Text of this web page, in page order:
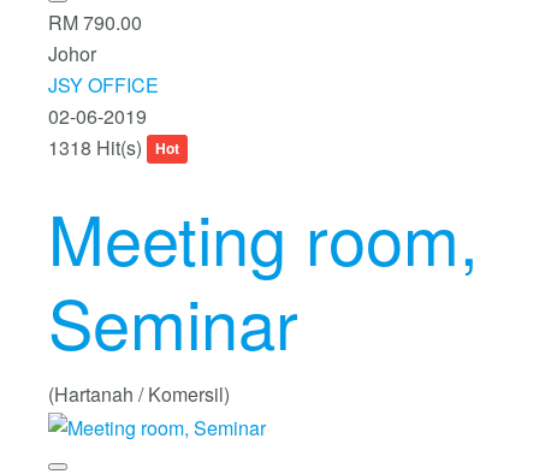
RM 790.00
Johor
JSY OFFICE
02-06-2019
1318 Hit(s)
Hot
Meeting room,
Seminar
(Hartanah / Komersil)